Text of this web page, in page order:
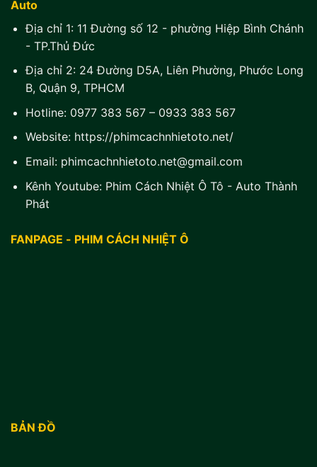
Auto
Địa chỉ 1: 11 Đường số 12 - phường Hiệp Bình Chánh
- TP.Thủ Đức
Địa chỉ 2: 24 Đường D5A, Liên Phường, Phước Long
B, Quận 9, TPHCM
Hotline: 0977 383 567– 0933 383 567
Website: https://phimcachnhietoto.net/
Email: phimcachnhietoto.net@gmail.com
Kênh Youtube: Phim Cách Nhiệt Ô Tô - Auto Thành
Phát
FANPAGE - PHIM CÁCH NHIỆT Ô
BẢN ĐỒ